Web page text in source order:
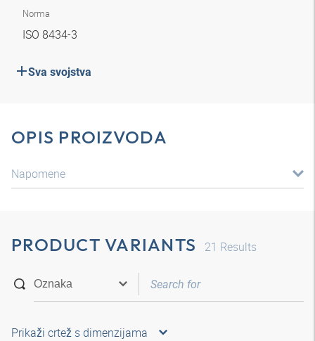
Norma
ISO 8434-3
Sva svojstva
OPIS PROIZVODA
Napomene
PRODUCT VARIANTS 21 Results
Prikaži crtež s dimenzijama